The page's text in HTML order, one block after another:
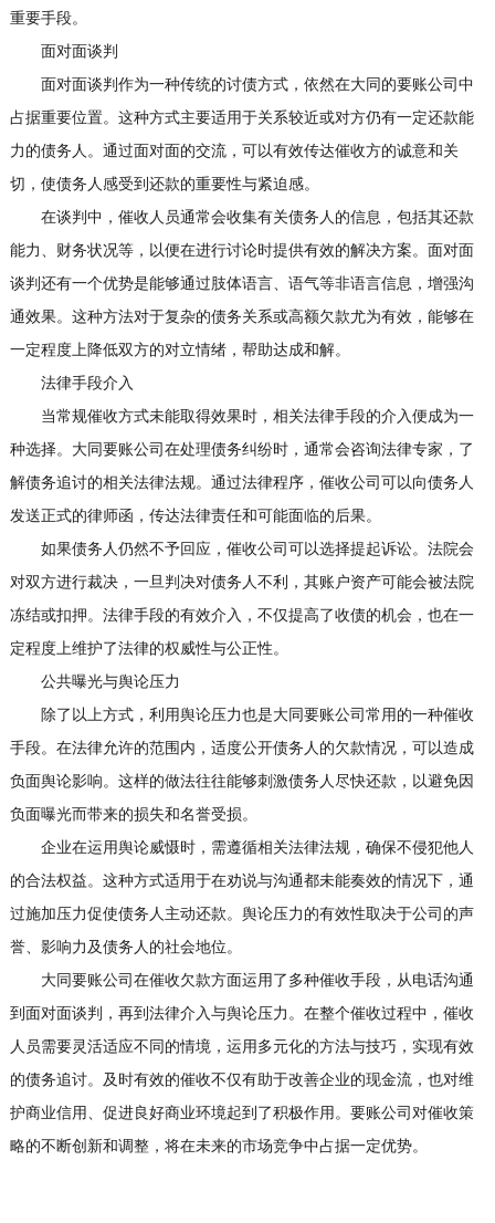
重要手段。
面对面谈判
面对面谈判作为一种传统的讨债方式，依然在大同的要账公司中
占据重要位置。这种方式主要适用于关系较近或对方仍有一定还款能
力的债务人。通过面对面的交流，可以有效传达催收方的诚意和关
切，使债务人感受到还款的重要性与紧迫感。
在谈判中，催收人员通常会收集有关债务人的信息，包括其还款
能力、财务状况等，以便在进行讨论时提供有效的解决方案。面对面
谈判还有一个优势是能够通过肢体语言、语气等非语言信息，增强沟
通效果。这种方法对于复杂的债务关系或高额欠款尤为有效，能够在
一定程度上降低双方的对立情绪，帮助达成和解。
法律手段介入
当常规催收方式未能取得效果时，相关法律手段的介入便成为一
种选择。大同要账公司在处理债务纠纷时，通常会咨询法律专家，了
解债务追讨的相关法律法规。通过法律程序，催收公司可以向债务人
发送正式的律师函，传达法律责任和可能面临的后果。
如果债务人仍然不予回应，催收公司可以选择提起诉讼。法院会
对双方进行裁决，一旦判决对债务人不利，其账户资产可能会被法院
冻结或扣押。法律手段的有效介入，不仅提高了收债的机会，也在一
定程度上维护了法律的权威性与公正性。
公共曝光与舆论压力
除了以上方式，利用舆论压力也是大同要账公司常用的一种催收
手段。在法律允许的范围内，适度公开债务人的欠款情况，可以造成
负面舆论影响。这样的做法往往能够刺激债务人尽快还款，以避免因
负面曝光而带来的损失和名誉受损。
企业在运用舆论威慑时，需遵循相关法律法规，确保不侵犯他人
的合法权益。这种方式适用于在劝说与沟通都未能奏效的情况下，通
过施加压力促使债务人主动还款。舆论压力的有效性取决于公司的声
誉、影响力及债务人的社会地位。
大同要账公司在催收欠款方面运用了多种催收手段，从电话沟通
到面对面谈判，再到法律介入与舆论压力。在整个催收过程中，催收
人员需要灵活适应不同的情境，运用多元化的方法与技巧，实现有效
的债务追讨。及时有效的催收不仅有助于改善企业的现金流，也对维
护商业信用、促进良好商业环境起到了积极作用。要账公司对催收策
略的不断创新和调整，将在未来的市场竞争中占据一定优势。